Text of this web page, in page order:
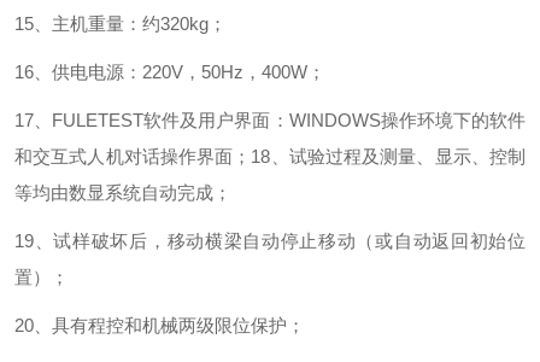
15 、主机重量：约320kg ；
16 、供电电源： 220V ， 50Hz ， 400W ；
17 FULETEST软件及用户界面： WINDOWS操作环境下的软件
和交互式人机对话操作界面 ； 18 、试验过程及测量、显示、控制
等均由数显系统自动完成 ；
19 、试样破坏后，移动横梁自动停止移动（或自动返回初始位
置）
；
20 、具有程控和机械两级限位保护 ；